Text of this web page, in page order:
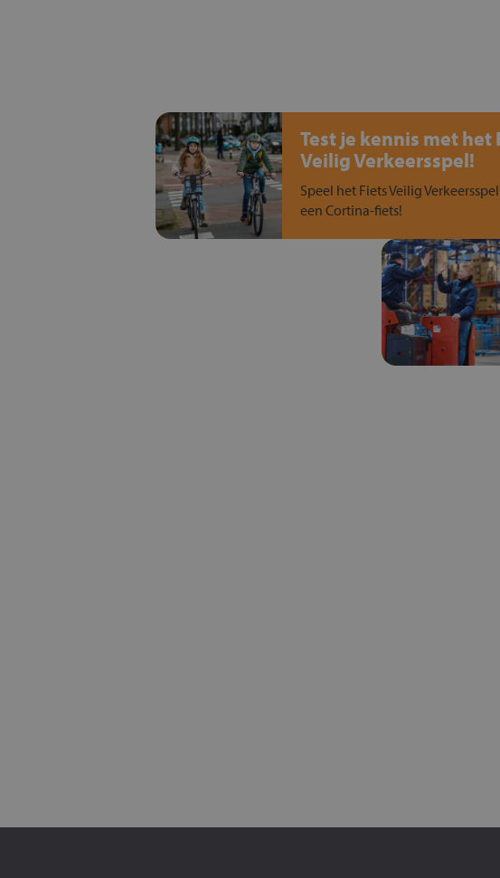
Test je kennis met het
Veilig Verkeersspel!
Speel het Fiets Veilig
een Cortina-fiets!